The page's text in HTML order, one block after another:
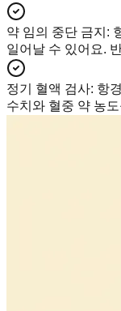
약 임의 중단 금지 :
일어날 수 있어요.
정기 혈액 검사: 항
수치와 혈중 약 농